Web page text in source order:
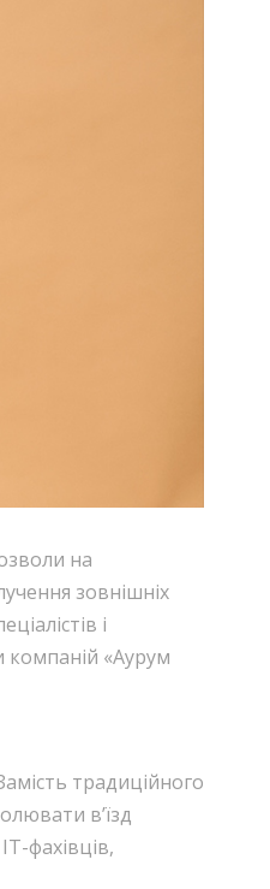
на
зовнішніх
і
компаній «Аурум
традиційного
в’їзд
фахівців,